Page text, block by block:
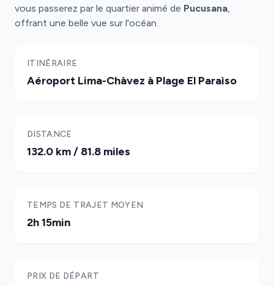
vous passerez par le quartier animé de Pucusana,
offrant une belle vue sur l'océan.
ITINÉRAIRE
Aéroport Lima-Chàvez à Plage El Paraìso
DISTANCE
132.0 km / 81.8 miles
TEMPS DE TRAJET MOYEN
2h 15min
PRIX DE DÉPART